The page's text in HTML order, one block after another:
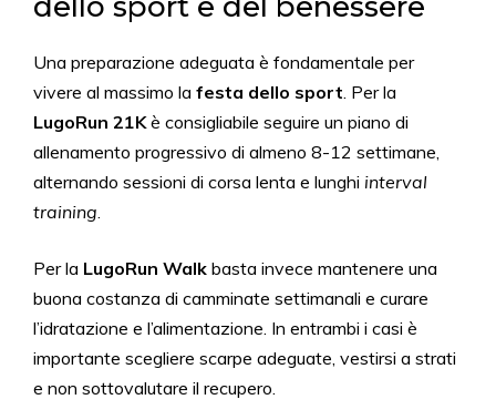
Una preparazione adeguata è fondamentale per
vivere al massimo la festa dello sport. Per la
LugoRun 21Kè consigliabile seguire un piano di
allenamento progressivo di almeno 8-12 settimane,
alternando sessioni di corsa lenta e lunghi interval
training.
Per la LugoRun Walk basta invece mantenere una
buona costanza di camminate settimanali e curare
l’idratazione e l’alimentazione. In entrambi i casi è
importante scegliere scarpe adeguate, vestirsi a strati
e non sottovalutare il recupero.